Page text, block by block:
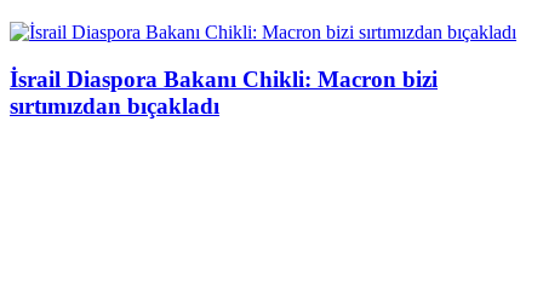
İsrail Diaspora Bakanı Chikli: Macron bizi
sırtımızdan bıçakladı